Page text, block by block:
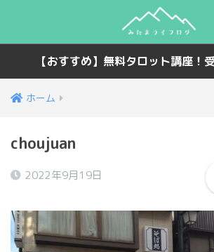
【おすすめ】無料タロット講座！
ホーム
choujuan
2022年9月19日